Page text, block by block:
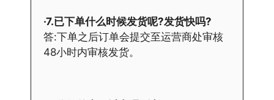
·7.已下单什么时候发货呢?发货快吗?
答:下单之后订单会提交至运营商处审核
48小时内审核发货。